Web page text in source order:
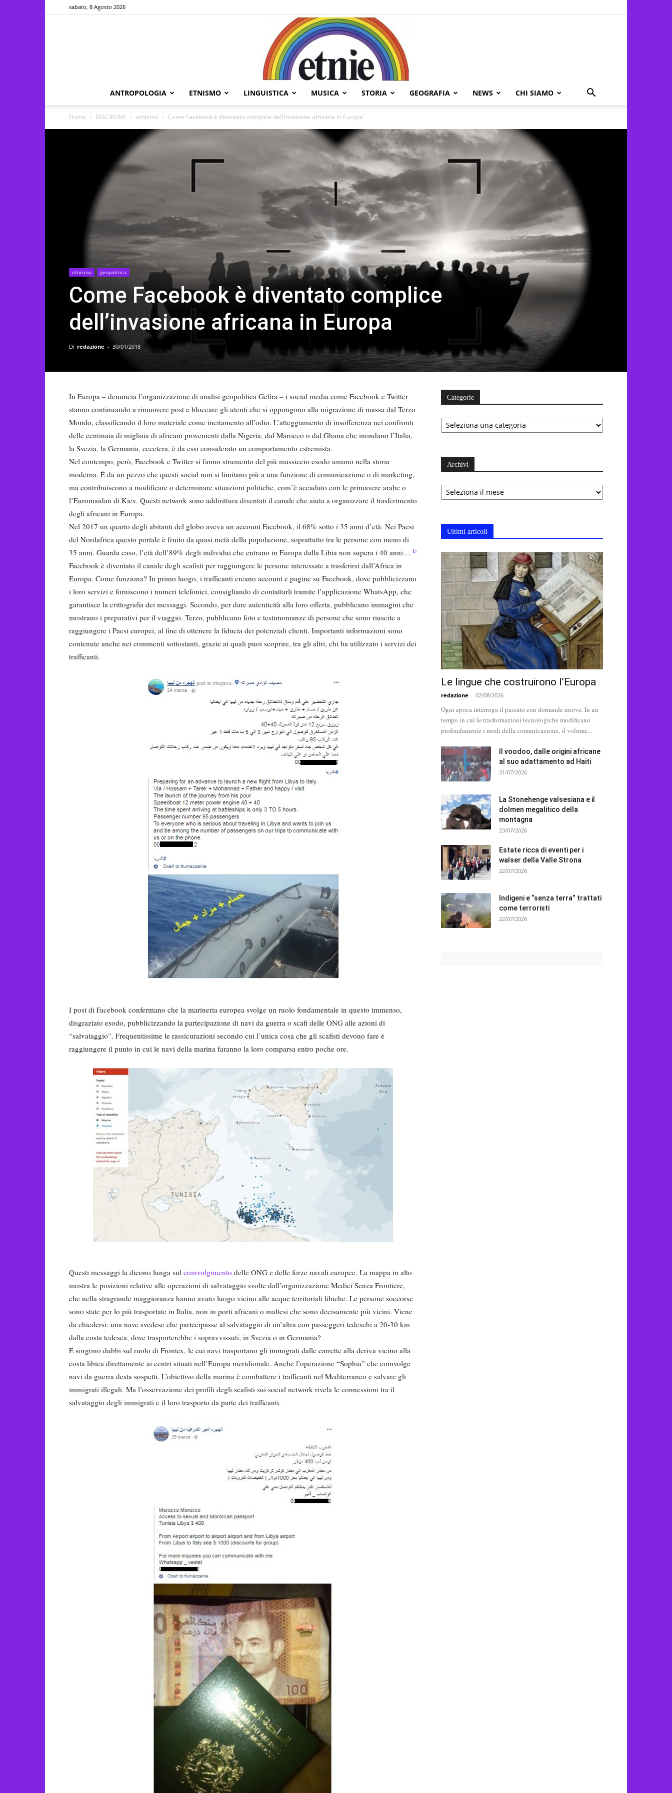
sabato, 8 Agosto 2026
Etnie
ANTROPOLOGIA ETNISMO LINGUISTICA MUSICA STORIA GEOGRAFIA NEWS CHI SIAMO
Home DISCIPLINE etnismo Come Facebook è diventato complice dell’invasione africana in Europa
etnismo geopolitica
Come Facebook è diventato complice
dell’invasione africana in Europa
Di redazione - 30/01/2018
In Europa – denuncia l’organizzazione di analisi geopolitica Gefira – i social media come Facebook e Twitter
stanno continuando a rimuovere post e bloccare gli utenti che si oppongono alla migrazione di massa dal Terzo
Mondo, classificando il loro materiale come incitamento all’odio. L’atteggiamento di insofferenza nei confronti
delle centinaia di migliaia di africani provenienti dalla Nigeria, dal Marocco o dal Ghana che inondano l’Italia,
la Svezia, la Germania, eccetera, è da essi considerato un comportamento estremista.
Nel contempo, però, Facebook e Twitter si fanno strumento del più massiccio esodo umano nella storia
moderna. È da un pezzo che questi social non si limitano più a una funzione di comunicazione o di marketing,
ma contribuiscono a modificare o determinare situazioni politiche, com’è accaduto con le primavere arabe o
l’Euromaidan di Kiev. Questi network sono addirittura diventati il canale che aiuta a organizzare il trasferimento
degli africani in Europa.
Nel 2017 un quarto degli abitanti del globo aveva un account Facebook, il 68% sotto i 35 anni d’età. Nei Paesi
del Nordafrica questo portale è fruito da quasi metà della popolazione, soprattutto tra le persone con meno di
35 anni. Guarda caso, l’età dell’89% degli individui che entrano in Europa dalla Libia non supera i 40 anni… 1)
Facebook è diventato il canale degli scafisti per raggiungere le persone interessate a trasferirsi dall’Africa in
Europa. Come funziona? In primo luogo, i trafficanti creano account e pagine su Facebook, dove pubblicizzano
i loro servizi e forniscono i numeri telefonici, consigliando di contattarli tramite l’applicazione WhatsApp, che
garantisce la crittografia dei messaggi. Secondo, per dare autenticità alla loro offerta, pubblicano immagini che
mostrano i preparativi per il viaggio. Terzo, pubblicano foto e testimonianze di persone che sono riuscite a
raggiungere i Paesi europei, al fine di ottenere la fiducia dei potenziali clienti. Importanti informazioni sono
contenute anche nei commenti sottostanti, grazie ai quali puoi scoprire, tra gli altri, chi ha utilizzato i servizi dei
trafficanti.
I post di Facebook confermano che la marineria europea svolge un ruolo fondamentale in questo immenso,
disgraziato esodo, pubblicizzando la partecipazione di navi da guerra o scafi delle ONG alle azioni di
“salvataggio”. Frequentissime le rassicurazioni secondo cui l’unica cosa che gli scafisti devono fare è
raggiungere il punto in cui le navi della marina faranno la loro comparsa entro poche ore.
Questi messaggi la dicono lunga sul coinvolgimento delle ONG e delle forze navali europee. La mappa in alto
mostra le posizioni relative alle operazioni di salvataggio svolte dall’organizzazione Medici Senza Frontiere,
che nella stragrande maggioranza hanno avuto luogo vicino alle acque territoriali libiche. Le persone soccorse
sono state per lo più trasportate in Italia, non in porti africani o maltesi che sono decisamente più vicini. Viene
da chiedersi: una nave svedese che partecipasse al salvataggio di un’altra con passeggeri tedeschi a 20-30 km
dalla costa tedesca, dove trasporterebbe i sopravvissuti, in Svezia o in Germania?
E sorgono dubbi sul ruolo di Frontex, le cui navi trasportano gli immigrati dalle carrette alla deriva vicino alla
costa libica direttamente ai centri situati nell’Europa meridionale. Anche l’operazione “Sophia” che coinvolge
navi da guerra desta sospetti. L’obiettivo della marina è combattere i trafficanti nel Mediterraneo e salvare gli
immigrati illegali. Ma l’osservazione dei profili degli scafisti sui social network rivela le connessioni tra il
salvataggio degli immigrati e il loro trasporto da parte dei trafficanti.
Categorie
Categorie
Archivi
Archivi
Ultimi articoli
Le lingue che costruirono l’Europa
redazione - 02/08/2026
Ogni epoca interroga il passato con domande nuove. In un
tempo in cui le trasformazioni tecnologiche modificano
profondamente i modi della comunicazione, il volume...
Il voodoo, dalle origini africane
al suo adattamento ad Haiti
31/07/2026
La Stonehenge valsesiana e il
dolmen megalitico della
montagna
23/07/2026
Estate ricca di eventi per i
walser della Valle Strona
22/07/2026
Indigeni e “senza terra” trattati
come terroristi
22/07/2026